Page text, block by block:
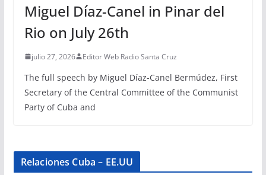
Miguel Díaz-Canel in Pinar del
Rio on July 26th
julio 27, 2026 Editor Web Radio Santa Cruz
The full speech by Miguel Díaz-Canel Bermúdez, First
Secretary of the Central Committee of the Communist
Party of Cuba and
Relaciones Cuba – EE.UU